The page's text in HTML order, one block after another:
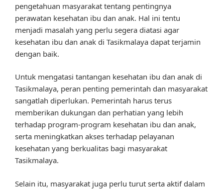
pengetahuan masyarakat tentang pentingnya
perawatan kesehatan ibu dan anak. Hal ini tentu
menjadi masalah yang perlu segera diatasi agar
kesehatan ibu dan anak di Tasikmalaya dapat terjamin
dengan baik.
Untuk mengatasi tantangan kesehatan ibu dan anak di
Tasikmalaya, peran penting pemerintah dan masyarakat
sangatlah diperlukan. Pemerintah harus terus
memberikan dukungan dan perhatian yang lebih
terhadap program-program kesehatan ibu dan anak,
serta meningkatkan akses terhadap pelayanan
kesehatan yang berkualitas bagi masyarakat
Tasikmalaya.
Selain itu, masyarakat juga perlu turut serta aktif dalam